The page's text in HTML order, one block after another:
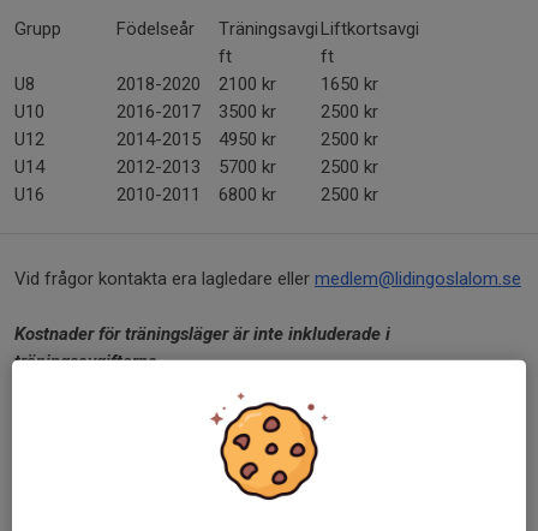
Grupp Födelseår
Träningsavgi
ft
Liftkortsavgi
ft
U8
2018-2020 2100 kr
1650 kr
U10
2016-2017 3500 kr
2500 kr
U12
2014-2015 4950 kr
2500 kr
U14
2012-2013 5700 kr
2500 kr
U16
2010-2011 6800 kr 2500 kr
Vid frågor kontakta era lagledare eller medlem@lidingoslalom.se
Kostnader för träningsläger är inte inkluderade i
träningsavgifterna.
Vi skickar ut en samlingsfaktura per familj under
september/oktober. Den skickas ut per mail och kommer till den
mottagare som ni angett när ni gjorde intresseanmälan. Om